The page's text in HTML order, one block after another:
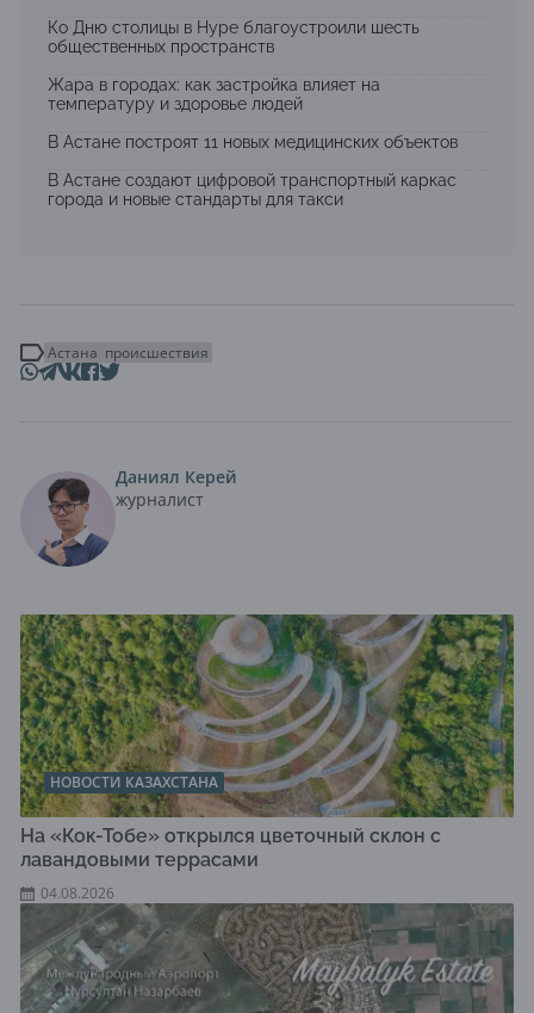
Ко Дню столицы в Нуре благоустроили шесть
общественных пространств
Жара в городах: как застройка влияет на
температуру и здоровье людей
В Астане построят 11 новых медицинских объектов
В Астане создают цифровой транспортный каркас
города и новые стандарты для такси
Астана происшествия
Даниял Керей
журналист
НОВОСТИ КАЗАХСТАНА
На «Кок-Тобе» открылся цветочный склон с
лавандовыми террасами
04.08.2026